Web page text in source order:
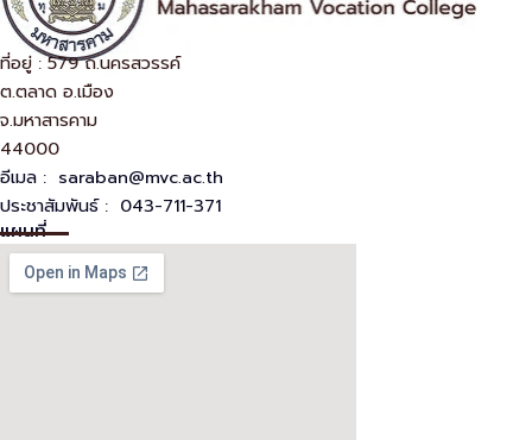
ที่อยู่ : 579 ถ.นครสวรรค์
ต.ตลาด อ.เมือง
จ.มหาสารคาม
44000
อีเมล : saraban@mvc.ac.th
ประชาสัมพันธ์ : 043-711-371
แผนที่